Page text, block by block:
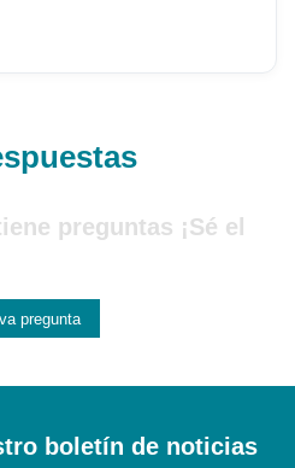
preguntas ¡Sé el
pregunta
boletín de noticias